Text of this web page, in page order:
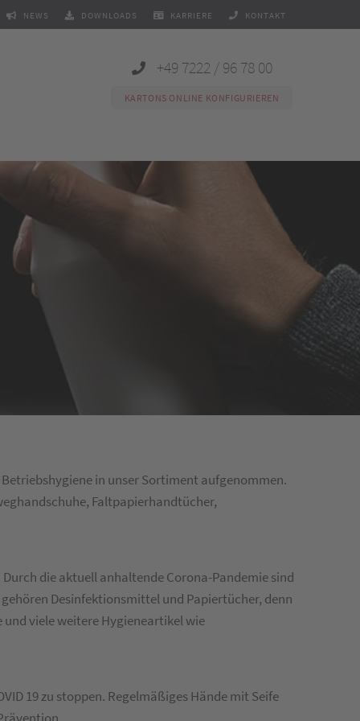
NEWS DOWNLOADS KARRIERE KONTAKT
+49 7222 / 96 78 00
KARTONS ONLINE KONFIGURIEREN
in unser Sortiment aufgenommen.
Faltpapierhandtücher,
die aktuell anhaltende Corona-Pandemie sind
Desinfektionsmittel und Papiertücher, denn
viele weitere Hygieneartikel wie
19 zu stoppen. Regelmäßiges Hände mit Seife